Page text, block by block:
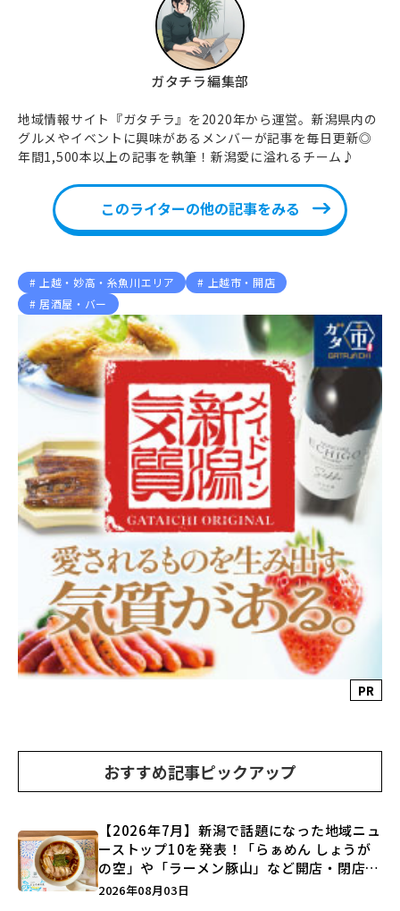
ガタチラ編集部
地域情報サイト『ガタチラ』を2020年から運営。新潟県内の
グルメやイベントに興味があるメンバーが記事を毎日更新◎
年間1,500本以上の記事を執筆！新潟愛に溢れるチーム♪
このライターの他の記事をみる
上越・妙高・糸魚川エリア
上越市・開店
居酒屋・バー
PR
おすすめ記事ピックアップ
【2026年7月】新潟で話題になった地域ニュ
ーストップ10を発表！「らぁめん しょうが
の空」や「ラーメン豚山」など開店・閉店の
注目記事をランキングでご紹介♪
2026年08月03日